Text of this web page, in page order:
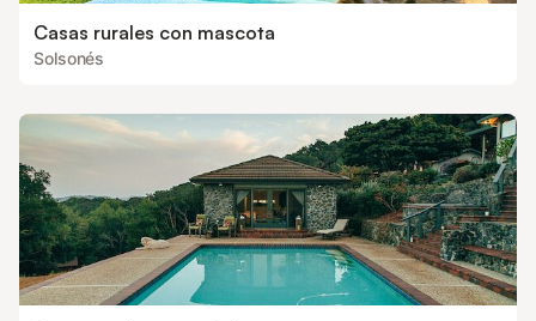
Casas rurales con mascota
Solsonés